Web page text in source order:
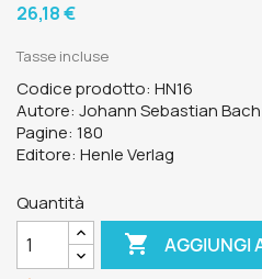
26,18 €
Tasse incluse
Codice prodotto: HN16
Autore: Johann Sebastian Bach
Pagine: 180
Editore: Henle Verlag
Quantità
 AGGIUNGI